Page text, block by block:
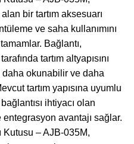
bir tartım aksesuarı
ve saha kullanımını
Bağlantı,
tartım altyapısını
daha okunabilir ve daha
tartım yapısına uyumlu
ihtiyacı olan
avantajı sağlar.
– AJB-035M,